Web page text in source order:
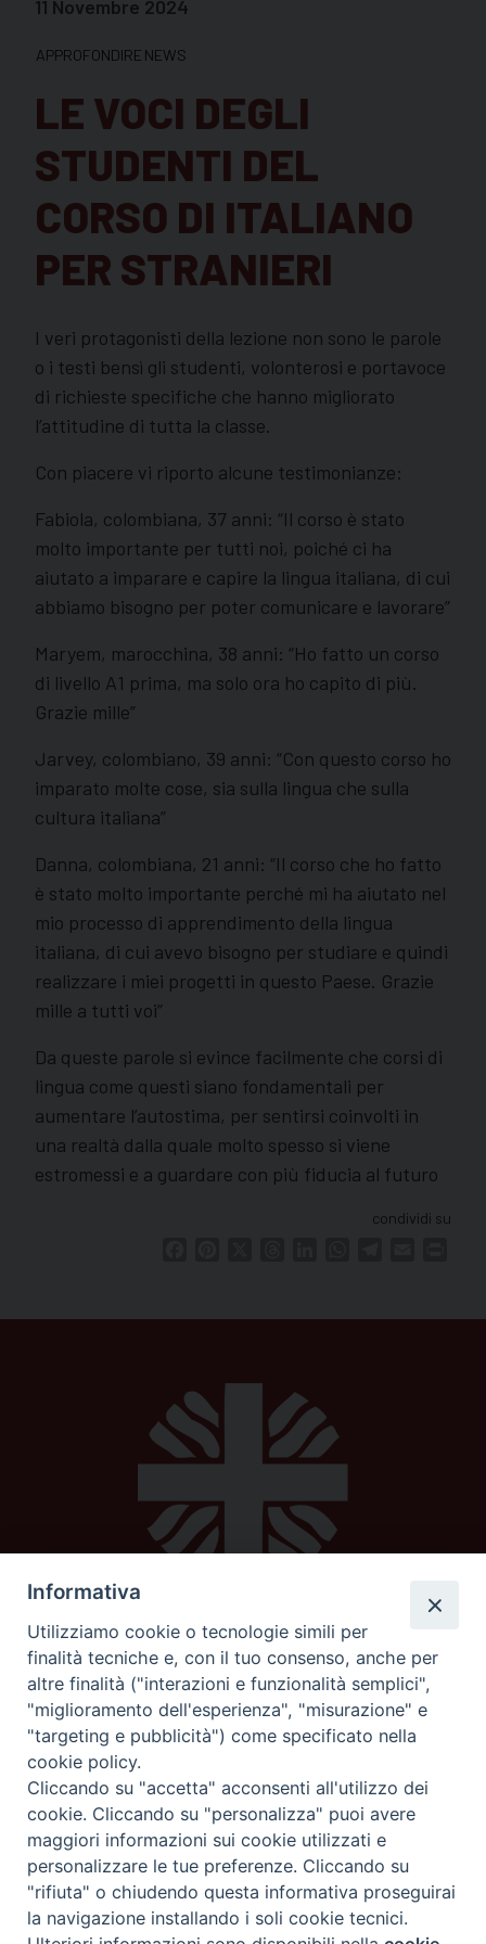
11 Novembre 2024
APPROFONDIRE NEWS
LE VOCI DEGLI
STUDENTI DEL
CORSO DI ITALIANO
PER STRANIERI
I veri protagonisti della lezione non sono le parole
o i testi bensì gli studenti, volonterosi e portavoce
di richieste specifiche che hanno migliorato
l’attitudine di tutta la classe.
Con piacere vi riporto alcune testimonianze:
Fabiola, colombiana, 37 anni: “Il corso è stato
molto importante per tutti noi, poiché ci ha
aiutato a imparare e capire la lingua italiana, di cui
abbiamo bisogno per poter comunicare e lavorare”
Maryem, marocchina, 38 anni: “Ho fatto un corso
di livello A1 prima, ma solo ora ho capito di più.
Grazie mille”
Jarvey, colombiano, 39 anni: “Con questo corso ho
imparato molte cose, sia sulla lingua che sulla
cultura italiana”
Danna, colombiana, 21 anni: “Il corso che ho fatto
è stato molto importante perché mi ha aiutato nel
mio processo di apprendimento della lingua
italiana, di cui avevo bisogno per studiare e quindi
realizzare i miei progetti in questo Paese. Grazie
mille a tutti voi”
Da queste parole si evince facilmente che corsi di
lingua come questi siano fondamentali per
aumentare l’autostima, per sentirsi coinvolti in
una realtà dalla quale molto spesso si viene
estromessi e a guardare con più fiducia al futuro
condividi su
Caritas diocesana
Piazza Strambi 4
62100 Macerata
telefono 0733232795
mail:caritas@diocesimacerata.it
seguici su
Ricerca Preferenze Cookie
Informativa
Utilizziamo cookie o tecnologie simili per
finalità tecniche e, con il tuo consenso, anche per
altre finalità ("interazioni e funzionalità semplici",
"miglioramento dell'esperienza", "misurazione" e
"targeting e pubblicità") come specificato nella
cookie policy.
Cliccando su "accetta" acconsenti all'utilizzo dei
cookie. Cliccando su "personalizza" puoi avere
maggiori informazioni sui cookie utilizzati e
personalizzare le tue preferenze. Cliccando su
"rifiuta" o chiudendo questa informativa proseguirai
la navigazione installando i soli cookie tecnici.